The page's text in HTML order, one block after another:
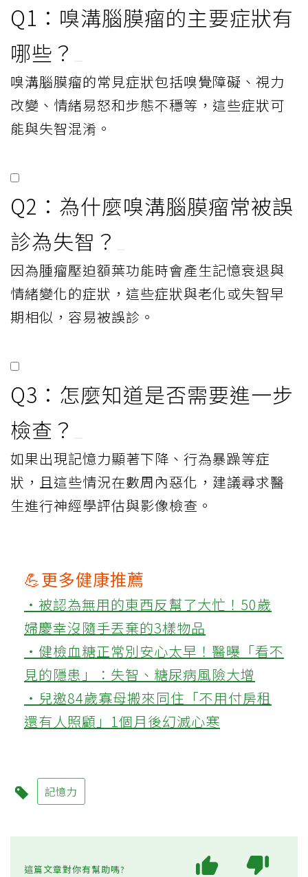
Q1：嗅溝腦膜瘤的主要症狀有
哪些？
嗅溝腦膜瘤的常見症狀包括嗅覺障礙、視力
改變、情緒易怒和步態不穩等，這些症狀可
能與失智混淆。
Q2：為什麼嗅溝腦膜瘤常被誤
診為失智？
因為腫瘤壓迫額葉功能時會產生記憶衰退與
情緒變化的症狀，這些症狀與老化或失智早
期相似，容易被誤診。
Q3：怎麼知道是否需要進一步
檢查？
如果出現記憶力顯著下降、行為暴躁等症
狀，且這些情況在數周內惡化，建議尋求醫
生進行神經學評估與影像檢查。
💪更多健康推薦
‧被認為無用的東西反幫了大忙！50歲
婦慶幸沒隨手丟棄的3樣物品
‧健檢血糖正常別安心太早！醫曝「看不
見的隱患」：失智、糖尿病風險大增
‧兒邀84歲寡母搬來同住「不用付房租
還有人照顧」1個月後幻滅心寒
記憶力
這篇文章對你有幫助嗎?